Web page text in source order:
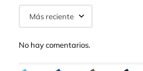
Más reciente
No hay comentarios.